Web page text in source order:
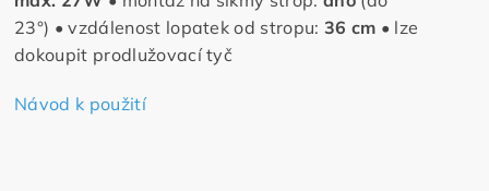
23°) •vzdálenost lopatek od stropu: 36 cm • lze
dokoupit prodlužovací tyč
Návod k použití